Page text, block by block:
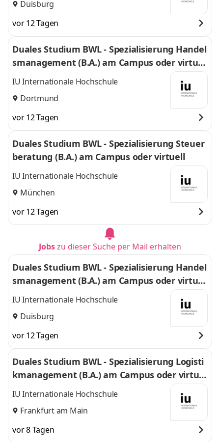
Duisburg
vor 12 Tagen
Duales Studium BWL - Spezialisierung Handel
smanagement (B.A.) am Campus oder virtuel
l
IU Internationale Hochschule
Dortmund
vor 12 Tagen
Duales Studium BWL - Spezialisierung Steuer
beratung (B.A.) am Campus oder virtuell
IU Internationale Hochschule
München
vor 12 Tagen
Jobszu dieser Suche per Mail erhalten
Duales Studium BWL - Spezialisierung Handel
smanagement (B.A.) am Campus oder virtuel
l
IU Internationale Hochschule
Duisburg
vor 12 Tagen
Duales Studium BWL - Spezialisierung Logisti
kmanagement (B.A.) am Campus oder virtuel
l
IU Internationale Hochschule
Frankfurt am Main
vor 8 Tagen